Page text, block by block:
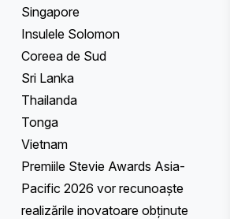
Singapore
Insulele Solomon
Coreea de Sud
Sri Lanka
Thailanda
Tonga
Vietnam
Premiile Stevie Awards Asia-
Pacific 2026 vor recunoaște
realizările inovatoare obținute